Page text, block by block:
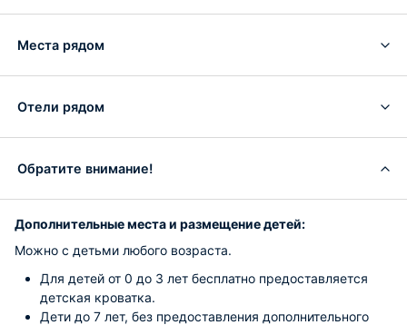
Места рядом
Отели рядом
Обратите внимание!
Дополнительные места и размещение детей:
Можно с детьми любого возраста.
Для детей от 0 до 3 лет бесплатно предоставляется
детская кроватка.
Дети до 7 лет, без предоставления дополнительного